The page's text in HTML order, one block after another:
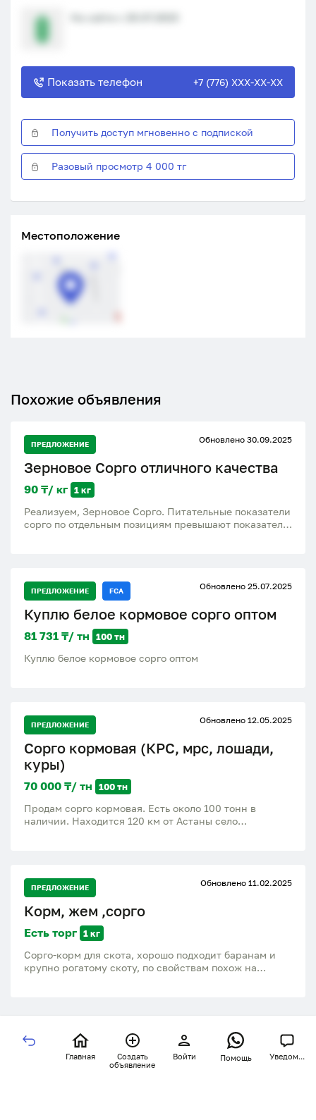
Показать телефон +7 (776) XXX-XX-XX
Получить доступ мгновенно с подпиской
Разовый просмотр 4 000 тг
Местоположение
Похожие объявления
ПРЕДЛОЖЕНИЕ Обновлено 30.09.2025
Зерновое Сорго отличного качества
90 ₸/ кг 1 кг
Реализуем, Зерновое Сорго. Питательные показатели
сорго по отдельным позициям превышают показатели
Фасовка. Автомобильный - Ж.Д. транспорт.
Стоимость определяется на момент заключения
договора.
ПРЕДЛОЖЕНИЕ FCA Обновлено 25.07.2025
Куплю белое кормовое сорго оптом
81 731 ₸/ тн 100 тн
Куплю белое кормовое сорго оптом
ПРЕДЛОЖЕНИЕ Обновлено 12.05.2025
Сорго кормовая (КРС, мрс, лошади,
куры)
70 000 ₸/ тн 100 тн
Продам сорго кормовая. Есть около 100 тонн в
наличии. Находится 120 км от Астаны село
ПРЕДЛОЖЕНИЕ Обновлено 11.02.2025
Корм, жем ,сорго
Есть торг 1 кг
Сорго-корм для скота, хорошо подходит баранам и
крупно рогатому скоту, по свойствам похож на
Главная
Создать
объявление
Войти Помощь Уведом...